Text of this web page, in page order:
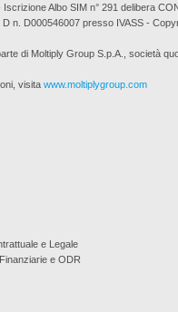
e Legale
e ODR
Iscrizione Albo SIM n° 291 delibera
n. D000546007 presso IVASS -
di Moltiply Group S.p.A., società
visita www.moltiplygroup.com